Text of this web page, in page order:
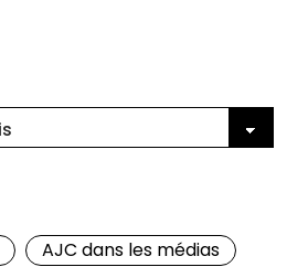
AJC dans les médias